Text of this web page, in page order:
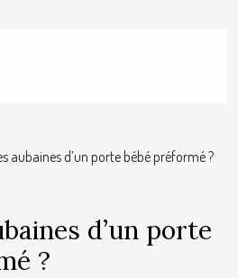
aubaines d’un porte bébé préformé ?
d’un porte
?